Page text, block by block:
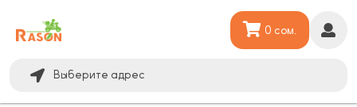
Выберите адрес
0 сом.